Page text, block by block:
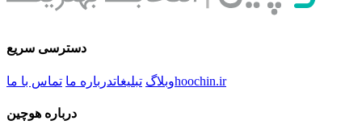
دسترسی سریع
وبلاگ تبلیغاتدرباره ما تماس با ما hoochin.ir
درباره هوچین